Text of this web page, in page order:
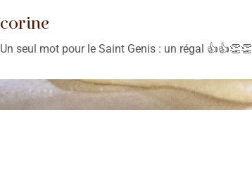
corine
Un seul mot pour le Saint Genis : un régal 👍👍👏👏